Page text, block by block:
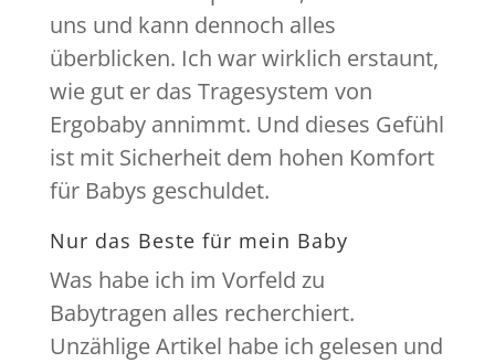
uns und kann dennoch alles
überblicken. Ich war wirklich erstaunt,
wie gut er das Tragesystem von
Ergobaby annimmt. Und dieses Gefühl
ist mit Sicherheit dem hohen Komfort
für Babys geschuldet.
Nur das Beste für mein Baby
Was habe ich im Vorfeld zu
Babytragen alles recherchiert.
Unzählige Artikel habe ich gelesen und